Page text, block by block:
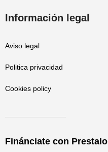
Información legal
Aviso legal
Politica privacidad
Cookies policy
Finánciate con Prestalo